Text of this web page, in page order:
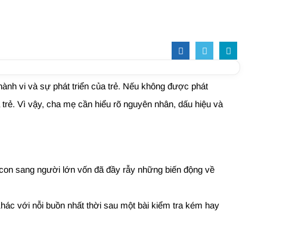
vi và sự phát triển của trẻ. Nếu không được phát
Vì vậy, cha mẹ cần hiểu rõ nguyên nhân, dấu hiệu và
sang người lớn vốn đã đầy rẫy những biến động về
với nỗi buồn nhất thời sau một bài kiểm tra kém hay